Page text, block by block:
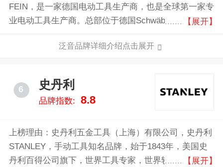
FEIN，是一家德国电动工具生产商，也是全球第一家专
业电动工具生产商。总部位于德国SchwäbischGmünd
了第一台手持式电钻，这项发明奠定了高可信电动工具
动工具制造商，只研发牢固耐用的电动工具，直至德国
泛音已拥有800多项有效专利和产权，以至这家位于
Schwaben（施瓦本）的传统企业在全球工业和手工业
【展开】
泛音品牌详细介绍点击展开
6 史丹利
品牌指数: 8.8
上榜理由：史丹利五金工具（上海）有限公司，史丹利
STANLEY，手动工具知名品牌，始于1843年，美国史
丹利百得公司旗下，世界工具专家，世界较大的紧固类
【展开】